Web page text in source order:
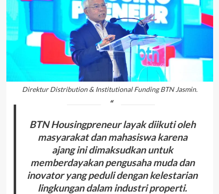
Direktur Distribution & Institutional Funding BTN Jasmin.
BTN Housingpreneur layak diikuti oleh
masyarakat dan mahasiswa karena
ajang ini dimaksudkan untuk
memberdayakan pengusaha muda dan
inovator yang peduli dengan kelestarian
lingkungan dalam industri properti.